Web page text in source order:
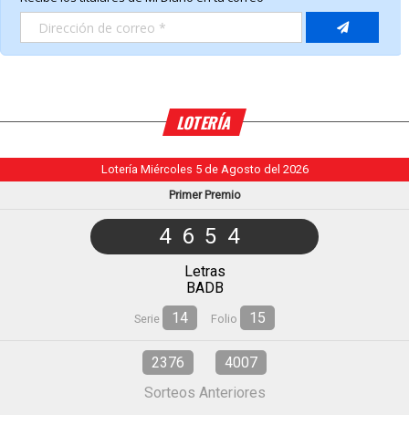
LOTERÍA
Lotería Miércoles 5 de Agosto del 2026
Primer Premio
4654
Letras
BADB
Serie 14 Folio 15
2376
4007
Sorteos Anteriores